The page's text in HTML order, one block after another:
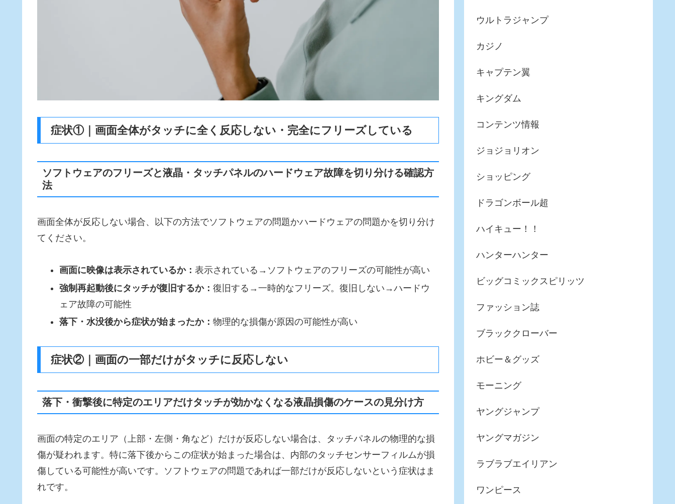
症状①｜画面全体がタッチに全く反応しない・完全にフリーズしている
ソフトウェアのフリーズと液晶・タッチパネルのハードウェア故障を切り分ける確認方
法
画面全体が反応しない場合、以下の方法でソフトウェアの問題かハードウェアの問題かを切り分け
てください。
画面に映像は表示されているか： 表示されている→ソフトウェアのフリーズの可能性が高い
強制再起動後にタッチが復旧するか： 復旧する→一時的なフリーズ。復旧しない→ハードウ
ェア故障の可能性
落下・水没後から症状が始まったか： 物理的な損傷が原因の可能性が高い
症状②｜画面の一部だけがタッチに反応しない
落下・衝撃後に特定のエリアだけタッチが効かなくなる液晶損傷のケースの見分け方
画面の特定のエリア（上部・左側・角など）だけが反応しない場合は、タッチパネルの物理的な損
傷が疑われます。特に落下後からこの症状が始まった場合は、内部のタッチセンサーフィルムが損
傷している可能性が高いです。ソフトウェアの問題であれば一部だけが反応しないという症状はま
れです。
ウルトラジャンプ
カジノ
キャプテン翼
キングダム
コンテンツ情報
ジョジョリオン
ショッピング
ドラゴンボール超
ハイキュー！！
ハンターハンター
ビッグコミックスピリッツ
ファッション誌
ブラッククローバー
ホビー＆グッズ
モーニング
ヤングジャンプ
ヤングマガジン
ラブラブエイリアン
ワンピース